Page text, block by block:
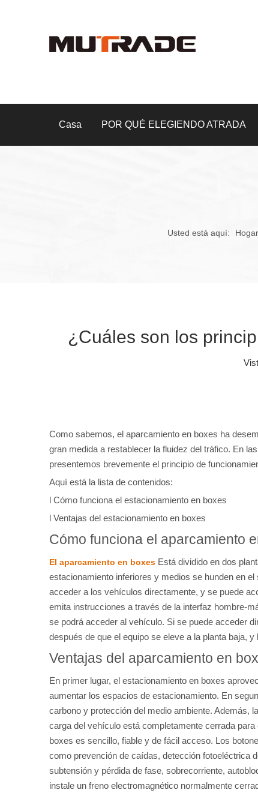
Casa POR QUÉ ELEGIENDO ATRADA
Usted está aquí: Hogar
¿Cuáles son los
Como sabemos, el aparcamiento en boxes ha
gran medida a restablecer la fluidez del tráfico. En
presentemos brevemente el principio de
Aquí está la lista de contenidos:
l Cómo funciona el estacionamiento en boxes
l Ventajas del estacionamiento en boxes
Cómo funciona el aparcamiento
El aparcamiento en boxes Está dividido en dos
estacionamiento inferiores y medios se hunden en
acceder a los vehículos directamente, y se puede
emita instrucciones a través de la interfaz hombre-
se podrá acceder al vehículo. Si se puede acceder
después de que el equipo se eleve a la planta baja,
Ventajas del aparcamiento en
En primer lugar, el estacionamiento en boxes
aumentar los espacios de estacionamiento. En
carbono y protección del medio ambiente. Además,
carga del vehículo está completamente cerrada
boxes es sencillo, fiable y de fácil acceso. Los
como prevención de caídas, detección fotoeléctrica
subtensión y pérdida de fase, sobrecorriente,
instale un freno electromagnético normalmente